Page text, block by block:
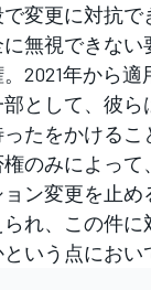
変更に対抗
無視できない
2021年から
として、彼
たをかけるこ
のみによって
ン変更を止
れ、この件
いう点におい